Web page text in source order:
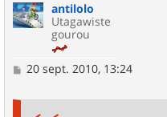
antilolo
Utagawiste
gourou
M
20 sept. 2010, 13:24